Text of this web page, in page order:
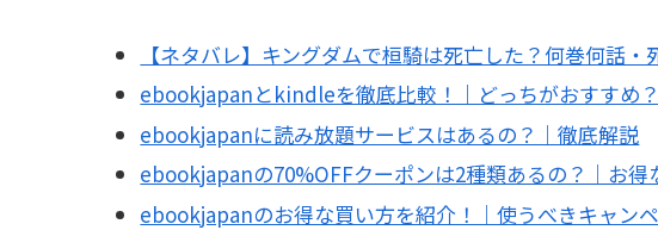
【ネタバレ】キングダムで桓騎は死亡した？何巻何話
ebookjapanとkindleを徹底比較！｜どっちがおすすめ？
ebookjapanに読み放題サービスはあるの？｜徹底解説
ebookjapanの70%OFFクーポンは2種類あるの？｜お得
ebookjapanのお得な買い方を紹介！｜使うべきキャン